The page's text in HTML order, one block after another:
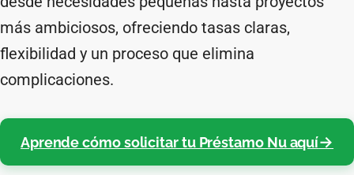
más ambiciosos, ofreciendo tasas claras,
flexibilidad y un proceso que elimina
complicaciones.
Aprende cómo solicitar tu Préstamo Nu aquí